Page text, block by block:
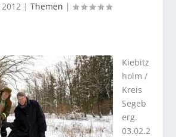
2012 | Themen |
Kiebitz
holm /
Kreis
Segeb
erg.
03.02.2